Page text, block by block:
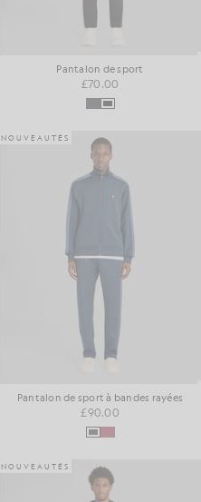
Pantalon de sport
£70.00
NOUVEAUTÉS
Pantalon de sport à bandes rayées
£90.00
NOUVEAUTÉS